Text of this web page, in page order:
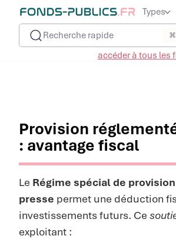
Types
Recherche rapide
accéder à tous les
Provision
: avantage fiscal
Le Régime spécial de
presse permet une déduction
investissements futurs. Ce
exploitant :